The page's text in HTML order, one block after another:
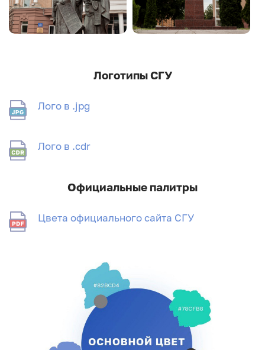
Логотипы СГУ
Лого в .jpg
Лого в .cdr
Официальные палитры
Цвета официального сайта СГУ